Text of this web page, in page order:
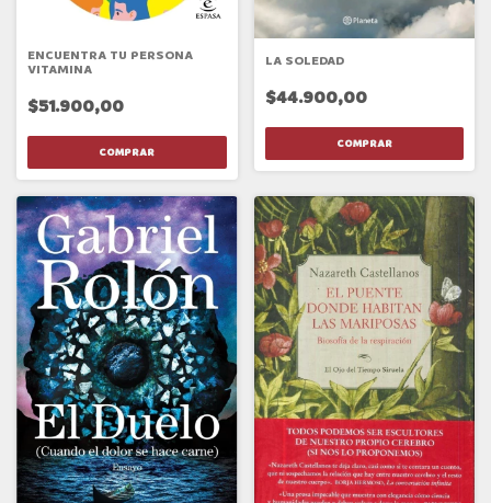
ENCUENTRA TU PERSONA
VITAMINA
$51.900,00
LA SOLEDAD
$44.900,00